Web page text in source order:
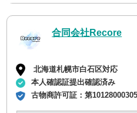
合同会社Recore
北海道札幌市白石区対応
本人確認証提出確認済み
古物商許可証：第